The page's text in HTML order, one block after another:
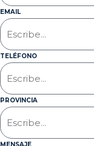
EMAIL
TELÉFONO
PROVINCIA